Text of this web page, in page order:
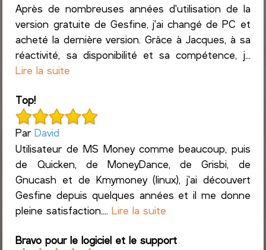
Après de nombreuses années d'utilisation de la
version gratuite de Gesfine, j'ai changé de PC et
acheté la dernière version. Grâce à Jacques, à sa
réactivité, sa disponibilité et sa compétence, j...
Lire la suite
Top!
ParDavid
Utilisateur de MS Money comme beaucoup, puis
de Quicken, de MoneyDance, de Grisbi, de
Gnucash et de Kmymoney (linux), j'ai découvert
Gesfine depuis quelques années et il me donne
pleine satisfaction....Lire la suite
Bravo pour le logiciel et le support